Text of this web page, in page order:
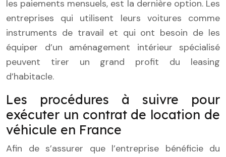
les paiements mensuels, est la dernière option. Les
entreprises qui utilisent leurs voitures comme
instruments de travail et qui ont besoin de les
équiper d’un aménagement intérieur spécialisé
peuvent tirer un grand profit du leasing
d’habitacle.
Les procédures à suivre pour
exécuter un contrat de location de
véhicule en France
Afin de s’assurer que l’entreprise bénéficie du